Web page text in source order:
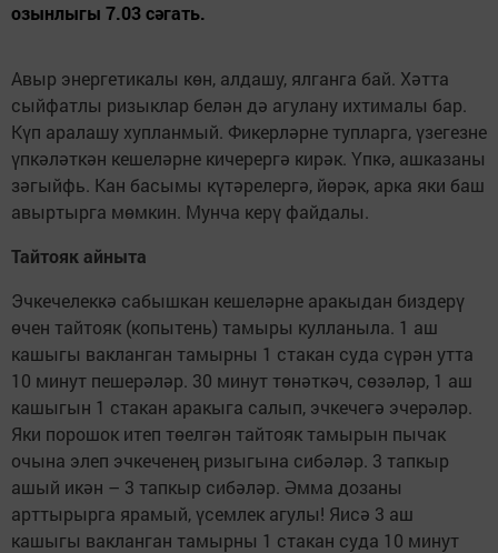
озынлыгы 7.03 сәгать.
Авыр энергетикалы көн, алдашу, ялганга бай. Хәтта
сыйфатлы ризыклар белән дә агулану ихтималы бар.
Күп аралашу хупланмый. Фикерләрне туп­ларга, үзегезне
үпкәләткән кешеләрне кичерергә кирәк. Үпкә, ашказаны
зәгыйфь. Кан басымы күтәрелергә, йөрәк, арка яки баш
авыртырга мөмкин. Мунча керү файдалы.
Тайтояк айныта
Эчкечелеккә сабышкан кешеләрне аракыдан биздерү
өчен тайтояк (копытень) тамыры кулланыла. 1 аш
кашыгы вакланган тамырны 1 стакан суда сүрән утта
10 минут пешерәләр. 30 минут төнәткәч, сөзәләр, 1 аш
кашыгын 1 стакан аракыга салып, эчкечегә эчерәләр.
Яки порошок итеп төелгән тайтояк тамырын пычак
очына элеп эчкеченең ризыгына сибәләр. 3 тапкыр
ашый икән – 3 тапкыр сибәләр. Әмма дозаны
арттырырга ярамый, үсемлек агулы! Яисә 3 аш
кашыгы вакланган тамырны 1 стакан суда 10 минут